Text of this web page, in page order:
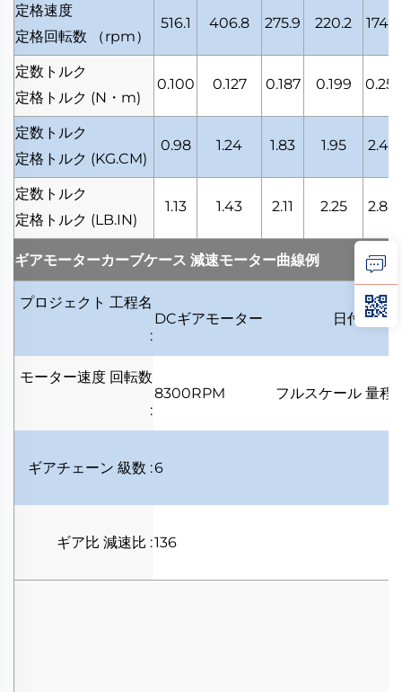
定格速度
定格回転数
（rpm）
516.1 406.8 275.9 220.2 174.5
定数トルク
定格トルク (N・m)
0.100 0.127 0.187 0.199 0.251
定数トルク
定格トルク (KG.CM)
0.98 1.24 1.83 1.95 2.46
定数トルク
定格トルク (LB.IN)
1.13 1.43 2.11 2.25 2.84
ギアモーターカーブケース 減速モーター曲線例
プロジェクト 工程名
:
DCギアモーター 日付 日付
モーター速度 回転数
:
8300RPM フルスケール 量程
ギアチェーン 級数 :6
ギア比 減速比 :136